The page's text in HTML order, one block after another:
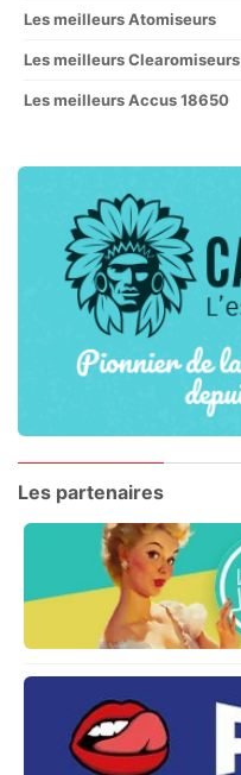
Les meilleurs Atomiseurs
Les meilleurs Clearomiseurs
Les meilleurs Accus 18650
Les partenaires